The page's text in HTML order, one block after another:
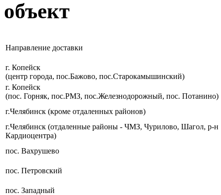
объект
Направление доставки
г. Копейск
(центр города, пос.Бажово, пос.Старокамышинский)
г. Копейск
(пос. Горняк, пос.РМЗ, пос.Железнодорожный, пос. Потанино)
г.Челябинск (кроме отдаленных районов)
г.Челябинск (отдаленные районы - ЧМЗ, Чурилово, Шагол, р-н
Кардиоцентра)
пос. Вахрушево
пос. Петровский
пос. Западный